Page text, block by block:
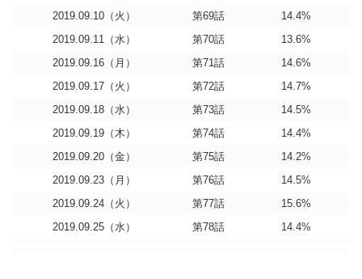
2019.09.10（火）
第69話
14.4%
2019.09.11（水）
第70話
13.6%
2019.09.16（月）
第71話
14.6%
2019.09.17（火）
第72話
14.7%
2019.09.18（水）
第73話
14.5%
2019.09.19（木）
第74話
14.4%
2019.09.20（金）
第75話
14.2%
2019.09.23（月）
第76話
14.5%
2019.09.24（火）
第77話
15.6%
2019.09.25（水）
第78話 14.4%